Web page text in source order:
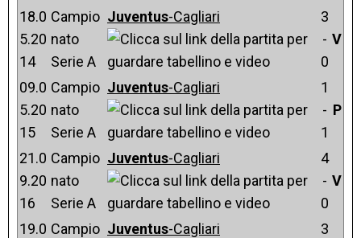
18.0
5.20
14
Campio
nato
Serie A
Juventus-Cagliari
3
-
0
V
09.0
5.20
15
Campio
nato
Serie A
Juventus-Cagliari
1
-
1
P
21.0
9.20
16
Campio
nato
Serie A
Juventus-Cagliari
4
-
0
V
19.0 Campio Juventus-Cagliari
3